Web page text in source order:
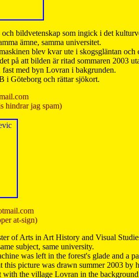
bildvetenskap som ingick i det
ämne, samma universitet.
blev kvar ute i skogsgläntan
på att bilden är ritad sommaren 2003
med byn Lovran i bakgrunden.
i Göteborg och rättar sjökort.
hindrar jag spam)
at-sign)
of Arts in Art History and Visual
subject, same university.
was left in the forest's glade and a
picture was drawn summer 2003 by
with the village Lovran in the